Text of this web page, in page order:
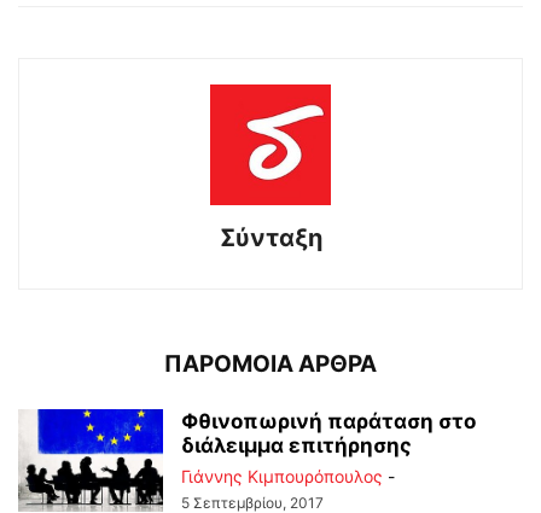
Σύνταξη
ΠΑΡΟΜΟΙΑ ΑΡΘΡΑ
Φθινοπωρινή παράταση στο
διάλειμμα επιτήρησης
Γιάννης Κιμπουρόπουλος -
5 Σεπτεμβρίου, 2017